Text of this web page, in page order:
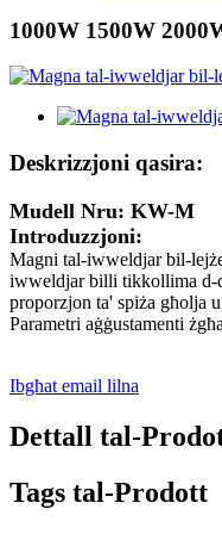
1000W 1500W
Deskrizzjoni qasira:
Mudell Nru: KW-M
Introduzzjoni:
Magni tal-iwweldjar bil-
iwweldjar billi tikkollima d-
proporzjon ta' spiża għolja
Parametri aġġustamenti
Ibgħat email lilna
Dettall tal-
Tags tal-Prodott